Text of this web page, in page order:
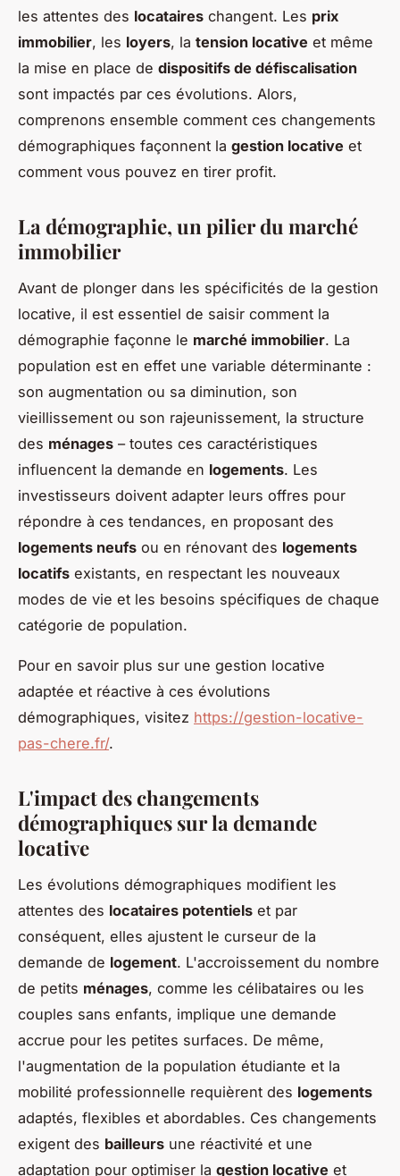
les attentes des locataires changent. Les prix
immobilier, les loyers, la tension locative et même
la mise en place de dispositifs de défiscalisation
sont impactés par ces évolutions. Alors,
comprenons ensemble comment ces changements
démographiques façonnent la gestion locative et
comment vous pouvez en tirer profit.
La démographie, un pilier du marché
immobilier
Avant de plonger dans les spécificités de la gestion
locative, il est essentiel de saisir comment la
démographie façonne le marché immobilier. La
population est en effet une variable déterminante :
son augmentation ou sa diminution, son
vieillissement ou son rajeunissement, la structure
des ménages – toutes ces caractéristiques
influencent la demande en logements. Les
investisseurs doivent adapter leurs offres pour
répondre à ces tendances, en proposant des
logements neufs ou en rénovant des logements
locatifs existants, en respectant les nouveaux
modes de vie et les besoins spécifiques de chaque
catégorie de population.
Pour en savoir plus sur une gestion locative
adaptée et réactive à ces évolutions
démographiques, visitez https://gestion-locative-
pas-chere.fr/.
L'impact des changements
démographiques sur la demande
locative
Les évolutions démographiques modifient les
attentes des locataires potentiels et par
conséquent, elles ajustent le curseur de la
demande de logement. L'accroissement du nombre
de petits ménages, comme les célibataires ou les
couples sans enfants, implique une demande
accrue pour les petites surfaces. De même,
l'augmentation de la population étudiante et la
mobilité professionnelle requièrent des logements
adaptés, flexibles et abordables. Ces changements
exigent des bailleurs une réactivité et une
adaptation pour optimiser la gestion locative et